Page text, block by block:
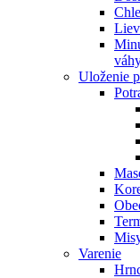
Uloženie
Varenie